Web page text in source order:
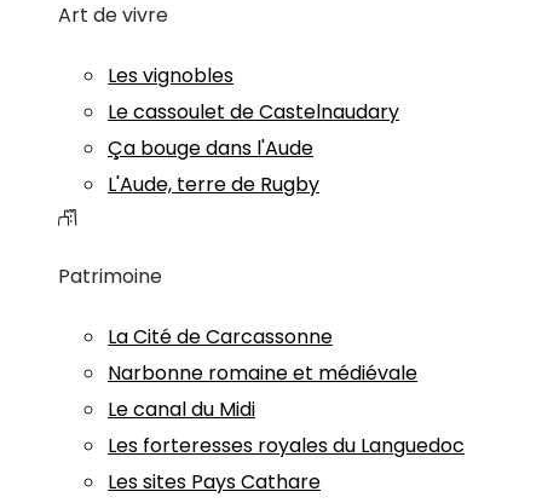
Art de vivre
Les vignobles
Le cassoulet de Castelnaudary
Ça bouge dans l'Aude
L'Aude, terre de Rugby
Patrimoine
La Cité de Carcassonne
Narbonne romaine et médiévale
Le canal du Midi
Les forteresses royales du Languedoc
Les sites Pays Cathare